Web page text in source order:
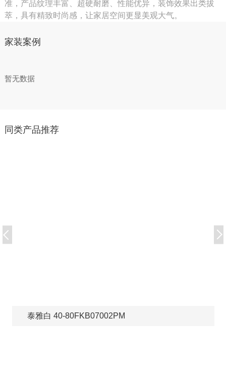
准，产品纹理丰富、超硬耐磨、性能优异，装饰效果出类拔
萃，具有精致时尚感，让家居空间更显美观大气。
家装案例
暂无数据
同类产品推荐
泰雅白 40-80FKB07002PM